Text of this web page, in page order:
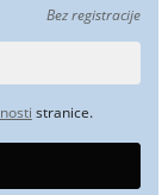
Bez registracije
stranice.